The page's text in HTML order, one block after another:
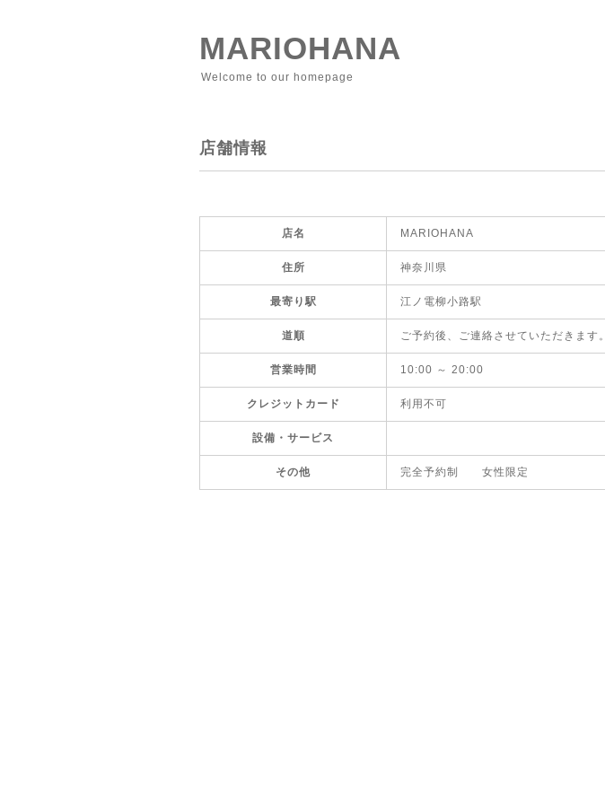
MARIOHANA
Welcome to our homepage
店舗情報
店名 MARIOHANA
住所 神奈川県
最寄り駅 江ノ電柳小路駅
道順 ご予約後、ご連絡させていただきます。
営業時間 10:00 ～ 20:00
クレジットカード 利用不可
設備・サービス
その他 完全予約制 女性限定